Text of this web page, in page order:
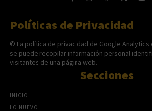
Políticas de Privacidad
© La política de privacidad de Google Analytics
se puede recopilar información personal
visitantes de una página web.
Secciones
INICIO
LO NUEVO